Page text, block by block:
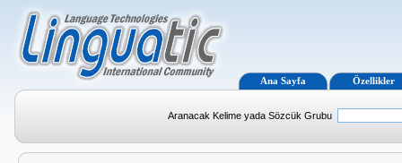
Ana Sayfa Özellikler
Aranacak Kelime yada Sözcük Grubu